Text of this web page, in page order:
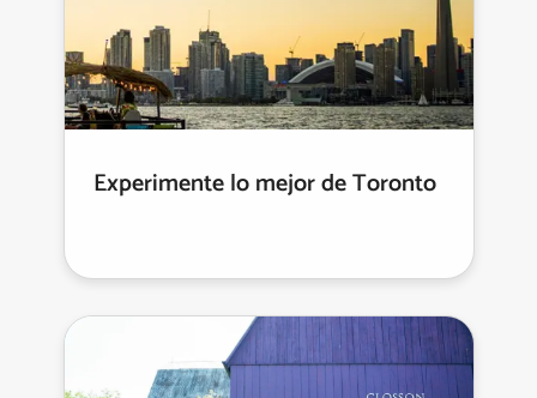
Experimente lo mejor de Toronto